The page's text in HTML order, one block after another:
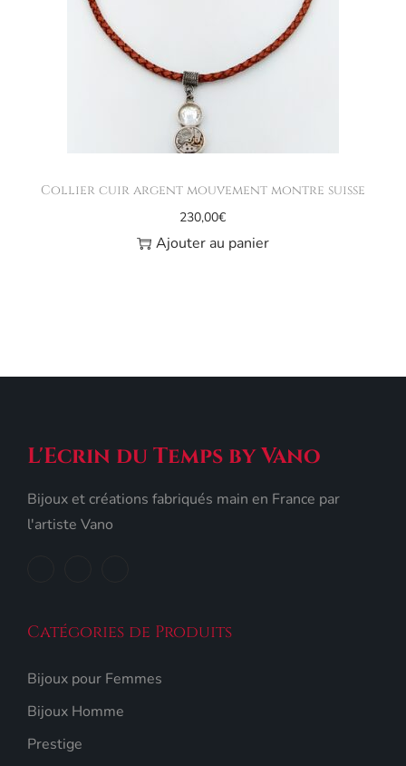
Collier cuir argent mouvement montre suisse
230,00€
Ajouter au panier
L'Ecrin du Temps by Vano
Bijoux et créations fabriqués main en France par
l'artiste Vano
Catégories de Produits
Bijoux pour Femmes
Bijoux Homme
Prestige